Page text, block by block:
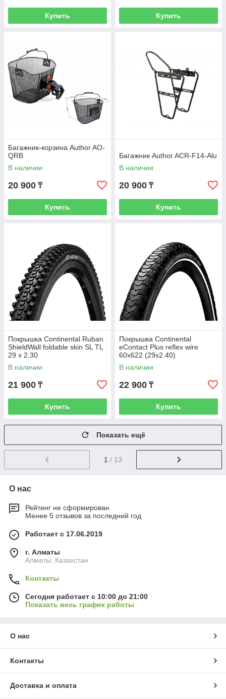
Купить Купить
Багажник-корзина Author AO-
QRB
В наличии
20 900 ₸
Купить
Багажник Author ACR-F14-Alu
В наличии
20 900 ₸
Купить
Покрышка Continental Ruban
ShieldWall foldable skin SL TL
29 x 2.30
В наличии
21 900 ₸
Купить
Покрышка Continental
eContact Plus reflex wire
60x622 (29x2.40)
В наличии
22 900 ₸
Купить
Показать ещё
1 / 13
О нас
Рейтинг не сформирован
Менее 5 отзывов за последний год
Работает с 17.06.2019
г. Алматы
Алматы, Казахстан
Контакты
Сегодня работает с 10:00 до 21:00
Показать весь график работы
О нас
Контакты
Доставка и оплата